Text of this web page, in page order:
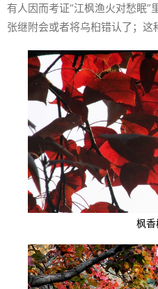
有人因而考证“江枫渔火对愁眠”
张继附会或者将乌桕错认了；这
枫